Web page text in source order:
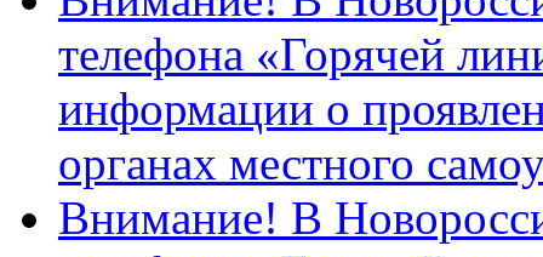
телефона «Горячей
информации о
органах местного
Внимание! В